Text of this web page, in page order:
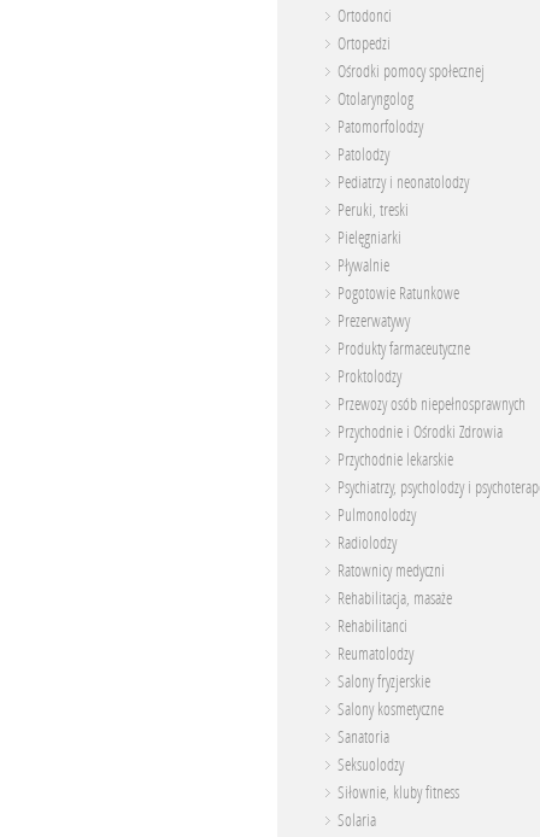
Ortodonci
Ortopedzi
Ośrodki pomocy społecznej
Otolaryngolog
Patomorfolodzy
Patolodzy
Pediatrzy i neonatolodzy
Peruki, treski
Pielęgniarki
Pływalnie
Pogotowie Ratunkowe
Prezerwatywy
Produkty farmaceutyczne
Proktolodzy
Przewozy osób niepełnosprawnych
Przychodnie i Ośrodki Zdrowia
Przychodnie lekarskie
Psychiatrzy, psycholodzy i
Pulmonolodzy
Radiolodzy
Ratownicy medyczni
Rehabilitacja, masaże
Rehabilitanci
Reumatolodzy
Salony fryzjerskie
Salony kosmetyczne
Sanatoria
Seksuolodzy
Siłownie, kluby fitness
Solaria